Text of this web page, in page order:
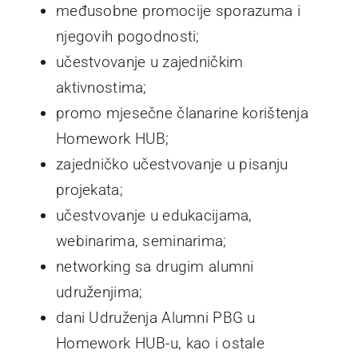
međusobne promocije sporazuma i
njegovih pogodnosti;
učestvovanje u zajedničkim
aktivnostima;
promo mjesečne članarine korištenja
Homework HUB;
zajedničko učestvovanje u pisanju
projekata;
učestvovanje u edukacijama,
webinarima, seminarima;
networking sa drugim alumni
udruženjima;
dani Udruženja Alumni PBG u
Homework HUB-u, kao i ostale